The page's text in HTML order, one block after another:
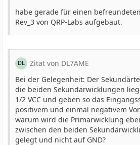
habe gerade für einen
Rev_3 von QRP-Labs aufgebaut.
Zitat von DL7AME
Bei der Gelegenheit: Der
die beiden Sekundärwicklungen
1/2 VCC und geben so das
positivem und einmal negativem
warum wird die Primärwicklung
zwischen den beiden
gelegt und nicht auf GND?